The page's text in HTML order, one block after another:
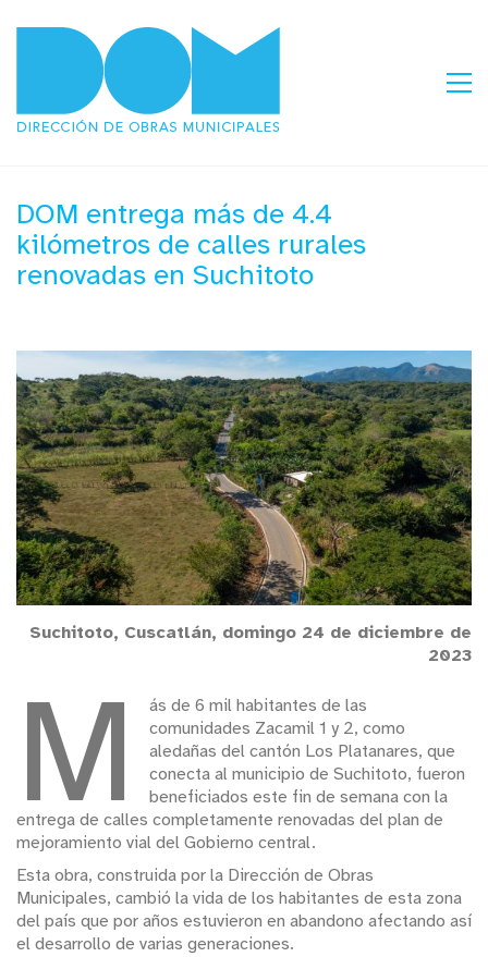
DOM entrega más de 4.4
kilómetros de calles rurales
renovadas en Suchitoto
Suchitoto, Cuscatlán, domingo 24 de diciembre de
2023
M
ás de 6 mil habitantes de las
comunidades Zacamil 1 y 2, como
aledañas del cantón Los Platanares, que
conecta al municipio de Suchitoto, fueron
beneficiados este fin de semana con la
entrega de calles completamente renovadas del plan de
mejoramiento vial del Gobierno central.
Esta obra, construida por la Dirección de Obras
Municipales, cambió la vida de los habitantes de esta zona
del país que por años estuvieron en abandono afectando así
el desarrollo de varias generaciones.